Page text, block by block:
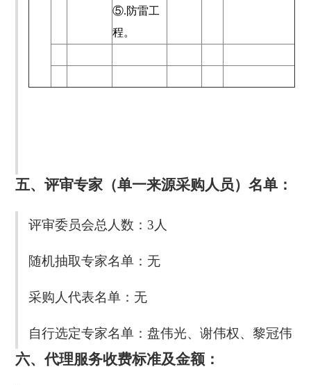
⑤.防雷工
程。
五、评审专家（单一来源采购人员）名单：
评审委员会总人数：3人
随机抽取专家名单：无
采购人代表名单：无
自行选定专家名单：盘伟光、谢伟权、黎冠伟
六、代理服务收费标准及金额：